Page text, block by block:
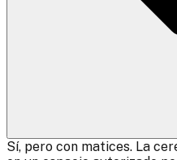
Sí, pero con matices. La